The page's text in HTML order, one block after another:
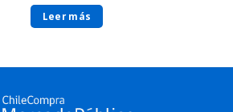
Leer más